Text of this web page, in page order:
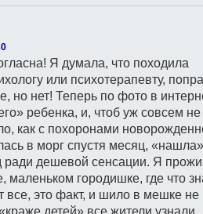
Я думала, что походила
или психотерапевту,
но нет! Теперь по фото в
ребенка, и, чтоб уж совсем не
как с похоронами
в морг спустя месяц,
ради дешевой сенсации. Я
маленьком городишке, где что
все, это факт, и шило в мешке не
детей» все жители узнали